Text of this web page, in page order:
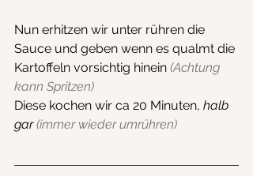
Nun erhitzen wir unter rühren die
Sauce und geben wenn es qualmt die
Kartoffeln vorsichtig hinein (Achtung
kann Spritzen)
Diese kochen wir ca 20 Minuten, halb
gar (immer wieder umrühren)